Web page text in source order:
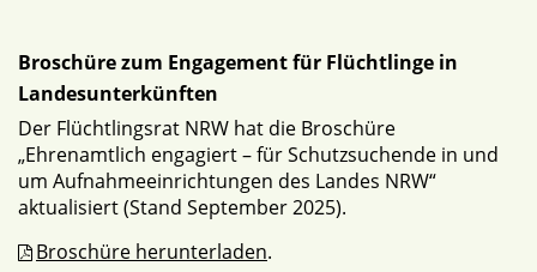
Broschüre zum Engagement für Flüchtlinge in
Landesunterkünften
Der Flüchtlingsrat NRW hat die Broschüre
„Ehrenamtlich engagiert – für Schutzsuchende in und
um Aufnahmeeinrichtungen des Landes NRW“
aktualisiert (Stand September 2025).
Broschüre herunterladen.